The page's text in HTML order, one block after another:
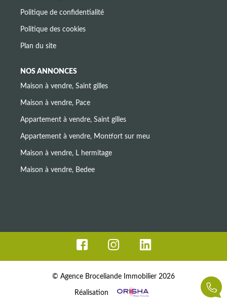
Politique de confidentialité
Politique des cookies
Plan du site
NOS ANNONCES
Maison à vendre, Saint gilles
Maison à vendre, Pace
Appartement à vendre, Saint gilles
Appartement à vendre, Montfort sur meu
Maison à vendre, L hermitage
Maison à vendre, Bedee
© Agence Broceliande Immobilier 2026
Réalisation